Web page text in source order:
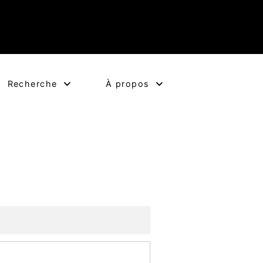
Recherche À propos